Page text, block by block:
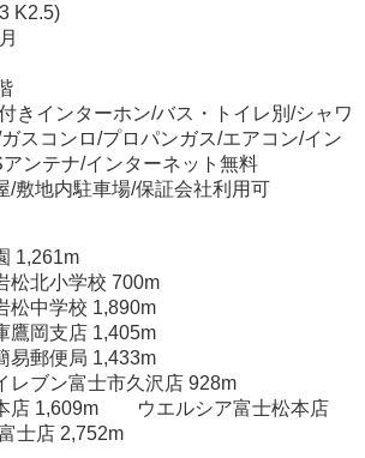
K2.5)
きインターホン/バス・トイレ別/シャワ
スコンロ/プロパンガス/エアコン/イン
ンテナ/インターネット無料
/敷地内駐車場/保証会社利用可
1,261m
松北小学校 700m
松中学校 1,890m
鷹岡支店 1,405m
易郵便局 1,433m
レブン富士市久沢店 928m
店 1,609m ウエルシア富士松本店
士店 2,752m